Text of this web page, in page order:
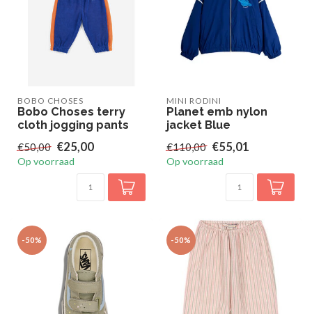
BOBO CHOSES
Bobo Choses terry
cloth jogging pants
€50,00 €25,00
Op voorraad
MINI RODINI
Planet emb nylon
jacket Blue
€110,00 €55,01
Op voorraad
-50% -50%